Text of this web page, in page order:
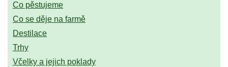
Co pěstujeme
Co se děje na farmě
Destilace
Trhy
Včelky a jejich poklady